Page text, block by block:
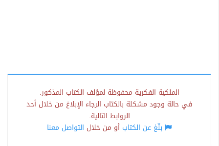
الملكية الفكرية محفوظة لمؤلف الكتاب المذكور.
في حالة وجود مشكلة بالكتاب الرجاء الإبلاغ من خلال أحد
الروابط التالية:
بلّغ عن الكتاب أو من خلال التواصل معنا